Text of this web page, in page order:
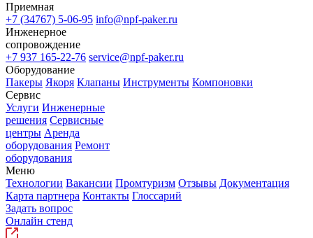
Приемная
+7 (34767) 5-06-95 info@npf-paker.ru
Инженерное
сопровождение
+7 937 165-22-76 service@npf-paker.ru
Оборудование
Пакеры Якоря Клапаны Инструменты Компоновки
Сервис
Услуги Инженерные
решения Сервисные
центры Аренда
оборудования Ремонт
оборудования
Меню
Технологии Вакансии Промтуризм Отзывы Документация
Карта партнера Контакты Глоссарий
Задать вопрос
Онлайн стенд